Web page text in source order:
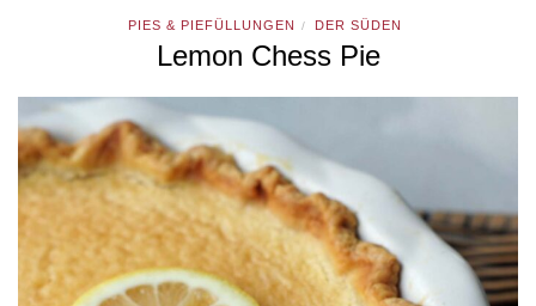
PIES & PIEFÜLLUNGEN / DER SÜDEN
Lemon Chess Pie